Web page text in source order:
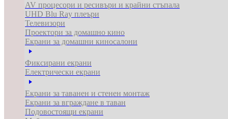
AV процесори и ресивъри и крайни стъпала
UHD Blu Ray плеъри
Телевизори
Проектори за домашно кино
Екрани за домашни киносалони
Фиксирани екрани
Електрически екрани
Екрани за таванен и стенен монтаж
Екрани за вграждане в таван
Подовостоящи екрани